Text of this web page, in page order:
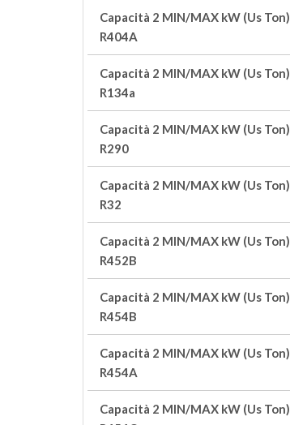
Capacità 2 MIN/MAX kW (Us Ton)
R404A
Capacità 2 MIN/MAX kW (Us Ton)
R134a
Capacità 2 MIN/MAX kW (Us Ton)
R290
Capacità 2 MIN/MAX kW (Us Ton)
R32
Capacità 2 MIN/MAX kW (Us Ton)
R452B
Capacità 2 MIN/MAX kW (Us Ton)
R454B
Capacità 2 MIN/MAX kW (Us Ton)
R454A
Capacità 2 MIN/MAX kW (Us Ton)